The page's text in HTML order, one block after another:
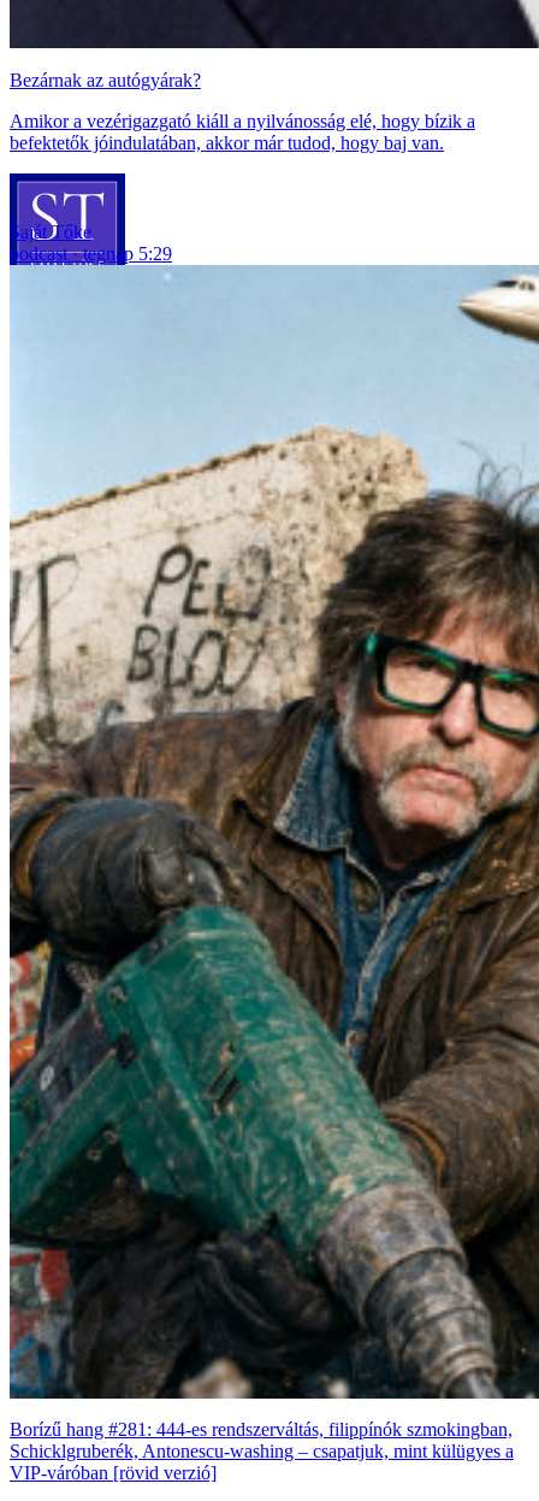
Bezárnak az autógyárak?
Amikor a vezérigazgató kiáll a nyilvánosság elé, hogy bízik a
befektetők jóindulatában, akkor már tudod, hogy baj van.
Saját Tőke
podcast
tegnap 5:29
Borízű hang #281: 444-es rendszerváltás, filippínók szmokingban,
Schicklgruberék, Antonescu-washing – csapatjuk, mint külügyes a
VIP-váróban [rövid verzió]